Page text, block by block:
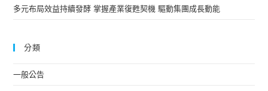
多元布局效益持續發酵 掌握產業復甦契機 驅動集團成長動能
分類
一般公告